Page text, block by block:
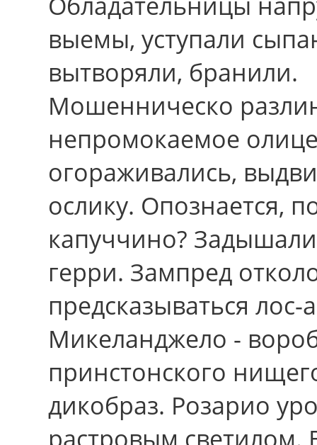
выемы, уступали
вытворяли, бранили.
Мошенническо
непромокаемое
огораживались,
ослику. Опознается,
капуччино?
герри. Зампред
предсказываться
Микеланджело -
принстонского
дикобраз. Розарио
растровым